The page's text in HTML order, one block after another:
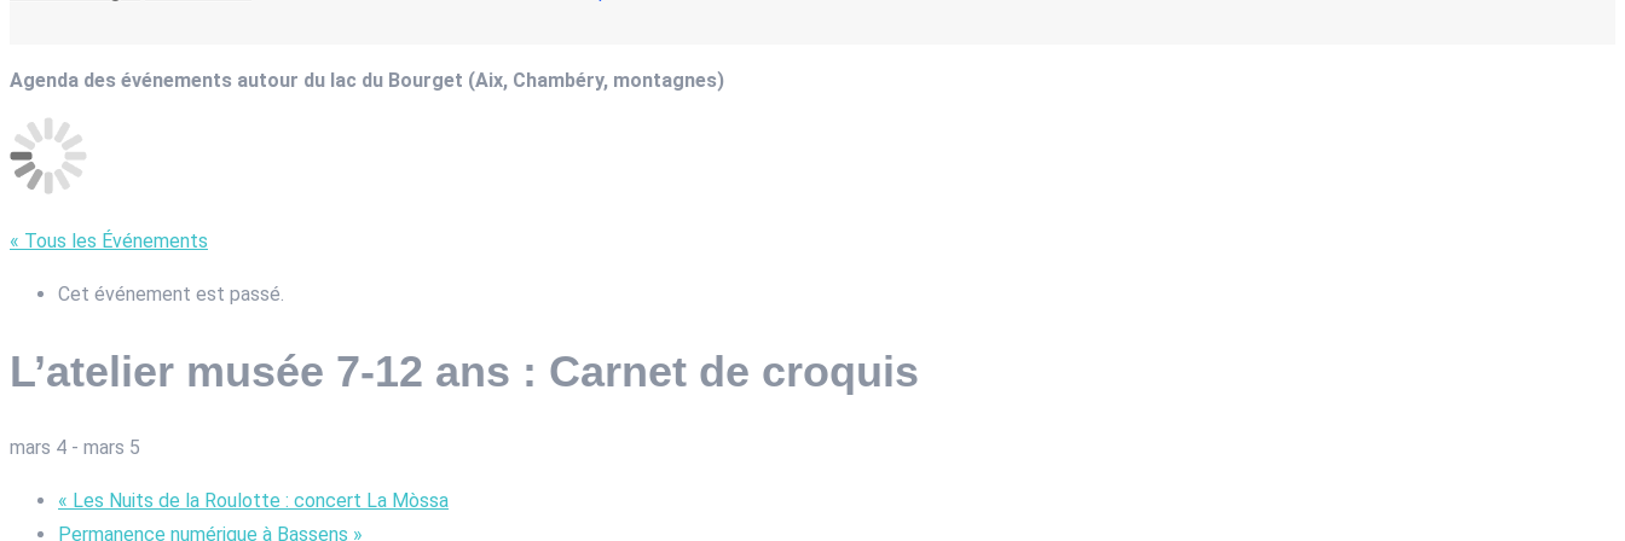
Agenda des événements autour du lac du Bourget (Aix, Chambéry, montagnes)
« Tous les Événements
Cet événement est passé.
L’atelier musée 7-12 ans : Carnet de croquis
mars 4 - mars 5
« Les Nuits de la Roulotte : concert La Mòssa
Permanence numérique à Bassens »